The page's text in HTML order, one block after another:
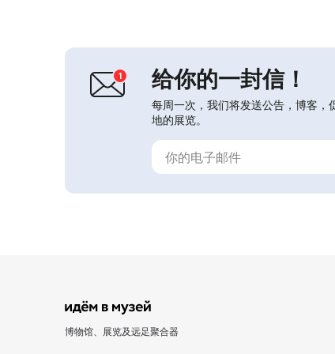
文化中的地位、把博物馆变成发展博物
馆职能的学校。参...给你的一封信！
每周一次，我们将发送公告，博客，
地的展览。
博物馆、展览及远足聚合器